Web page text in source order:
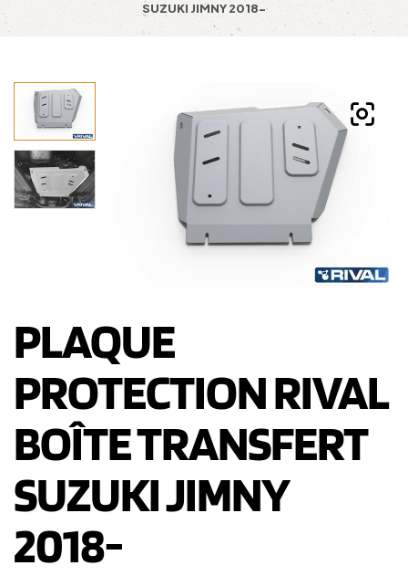
SUZUKI JIMNY 2018-
PLAQUE
PROTECTION RIVAL
BOÎTE TRANSFERT
SUZUKI JIMNY
2018-